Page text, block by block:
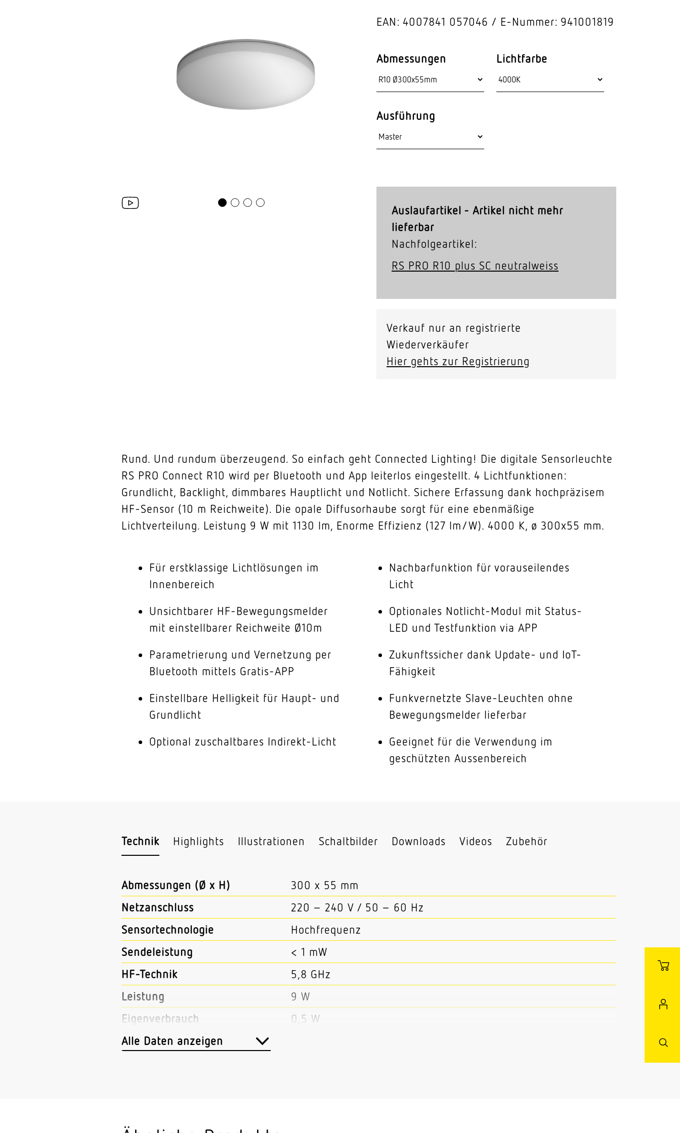
EAN: 4007841 057046 E-Nummer: 941001819
Abmessungen Lichtfarbe
Ausführung
Auslaufartikel - Artikel nicht mehr
lieferbar
Nachfolgeartikel:
RS PRO R10 plus SC neutralweiss
Verkauf nur an registrierte
Wiederverkäufer
Hier gehts zur Registrierung
Rund. Und rundum überzeugend. So einfach geht Connected Lighting! Die digitale Sensorleuchte
RS PRO Connect R10 wird per Bluetooth und App leiterlos eingestellt. 4 Lichtfunktionen:
Grundlicht, Backlight, dimmbares Hauptlicht und Notlicht. Sichere Erfassung dank hochpräzisem
HF-Sensor (10 m Reichweite). Die opale Diffusorhaube sorgt für eine ebenmäßige
Lichtverteilung. Leistung 9 W mit 1130 lm, Enorme Effizienz (127 lm/W). 4000 K, ø 300x55 mm.
Für erstklassige Lichtlösungen im
Innenbereich
Unsichtbarer HF-Bewegungsmelder
mit einstellbarer Reichweite Ø10m
Parametrierung und Vernetzung per
Bluetooth mittels Gratis-APP
Einstellbare Helligkeit für Haupt- und
Grundlicht
Optional zuschaltbares Indirekt-Licht
Nachbarfunktion für vorauseilendes
Licht
Optionales Notlicht-Modul mit Status-
LED und Testfunktion via APP
Zukunftssicher dank Update- und IoT-
Fähigkeit
Funkvernetzte Slave-Leuchten ohne
Bewegungsmelder lieferbar
Geeignet für die Verwendung im
geschützten Aussenbereich
Technik Highlights Illustrationen Schaltbilder Downloads Videos Zubehör
Abmessungen (Ø x H)
300 x 55 mm
Netzanschluss
220 – 240 V / 50 – 60 Hz
Sensortechnologie
Hochfrequenz
Sendeleistung
< 1 mW
HF-Technik
5,8 GHz
Leistung
9 W
Eigenverbrauch
0,5 W
Vernetzung
Farbabweichung LED
Alle Daten anzeigen